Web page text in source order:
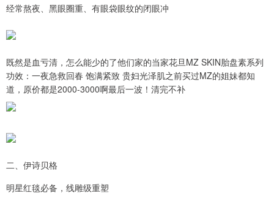
经常熬夜、黑眼圈重、有眼袋眼纹的闭眼冲
既然是血亏清，怎么能少的了他们家的当家花旦MZ SKIN胎盘素系列
功效：一夜急救回春 饱满紧致 贵妇光泽肌之前买过MZ的姐妹都知
道，原价都是2000-3000啊最后一波！清完不补
二、伊诗贝格
明星红毯必备，线雕级重塑